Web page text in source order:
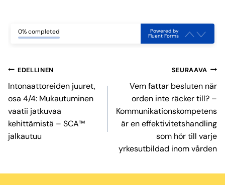
0% completed Powered by
Fluent Forms
Artikkelien
selaus
EDELLINEN
Intonaattoreiden juuret,
osa 4/4: Mukautuminen
vaatii jatkuvaa
kehittämistä – SCA™
jalkautuu
SEURAAVA
Vem fattar besluten när
orden inte räcker till? –
Kommunikationskompetens
är en effektivitetshandling
som hör till varje
yrkesutbildad inom vården